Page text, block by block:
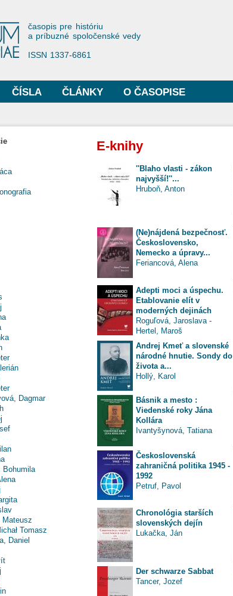
Forum Historiae
časopis pre históriu
a príbuzné spoločenské vedy
ISSN 1337-6861
ČÍSLA ČLÁNKY O ČASOPISE
Dagmar
Bohumila
Mateusz
Tomasz
Daniel
E-knihy
''Blaho vlasti - zákon
najvyšší!''...
Hruboň, Anton
(Ne)nájdená bezpečnosť.
Československo,
Nemecko a úpravy...
Feriancová, Alena
Adepti moci a úspechu.
Etablovanie elít v
moderných dejinách
Roguľová, Jaroslava -
Hertel, Maroš
Andrej Kmeť a slovenské
národné hnutie. Sondy do
života a...
Hollý, Karol
Básnik a mesto :
Viedenské roky Jána
Kollára
Ivantyšynová, Tatiana
Československá
zahraničná politika 1945 -
1992
Petruf, Pavol
Chronológia starších
slovenských dejín
Lukačka, Ján
Der schwarze Sabbat
Tancer, Jozef